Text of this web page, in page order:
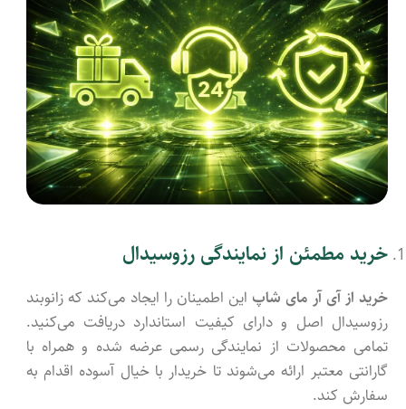
خرید مطمئن از نمایندگی رزوسیدال
خرید از آی آر مای شاپ این اطمینان را ایجاد می‌کند که زانوبند
رزوسیدال اصل و دارای کیفیت استاندارد دریافت می‌کنید.
تمامی محصولات از نمایندگی رسمی عرضه شده و همراه با
گارانتی معتبر ارائه می‌شوند تا خریدار با خیال آسوده اقدام به
سفارش کند.